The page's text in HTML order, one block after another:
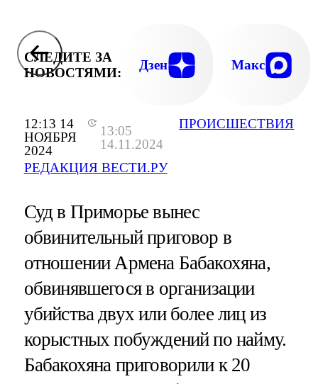
12:13 14
НОЯБРЯ
2024
13:05
14.11.2024
РЕДАКЦИЯ ВЕСТИ.РУ
ПРОИСШЕСТВИЯ
СЛЕДИТЕ ЗА
НОВОСТЯМИ:
Дзен Макс
Суд в Приморье вынес
обвинительный приговор в
отношении Армена Бабакохяна,
обвинявшегося в организации
убийства двух или более лиц из
корыстных побуждений по найму.
Бабакохяна приговорили к 20